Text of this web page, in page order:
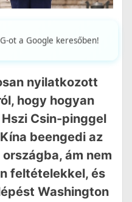
ot a Google keresőben!
nyilatkozott
hogy hogyan
Csin-pinggel
beengedi az
ám nem
feltételekkel, és
Washington